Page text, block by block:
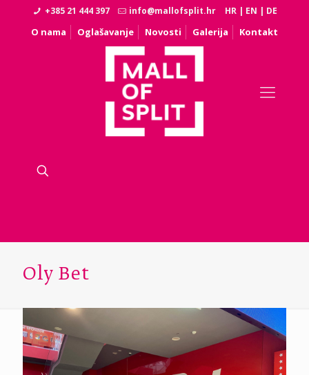
+385 21 444 397 info@mallofsplit.hr HR | EN | DE
O nama Oglašavanje Novosti Galerija Kontakt
Oly Bet